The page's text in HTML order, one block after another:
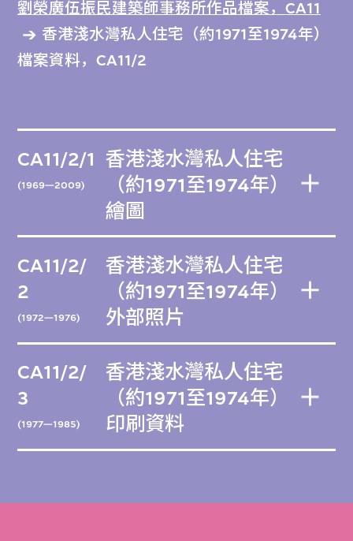
劉榮廣伍振民建築師事務所作品檔案，CA11
香港淺水灣私人住宅（約1971至1974年）
檔案資料，CA11/2
CA11/2/1
(1969—2009)
香港淺水灣私人住宅
（約1971至1974年）
繪圖
CA11/2/
2
(1972—1976)
香港淺水灣私人住宅
（約1971至1974年）
外部照片
CA11/2/
3
(1977—1985)
香港淺水灣私人住宅
（約1971至1974年）
印刷資料